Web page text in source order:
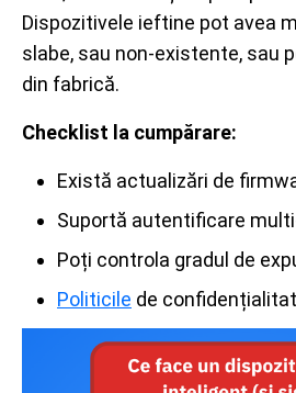
Dispozitivele ieftine pot avea
slabe, sau non-existente, sau
din fabrică.
Checklist la cumpărare:
Există actualizări de
Suportă autentificare
Poți controla gradul de
Politicile de